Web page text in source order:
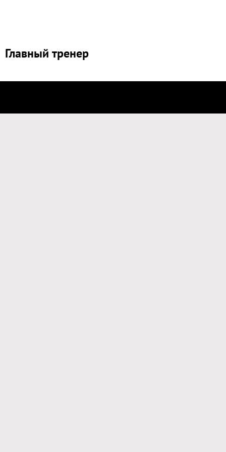
Главный тренер